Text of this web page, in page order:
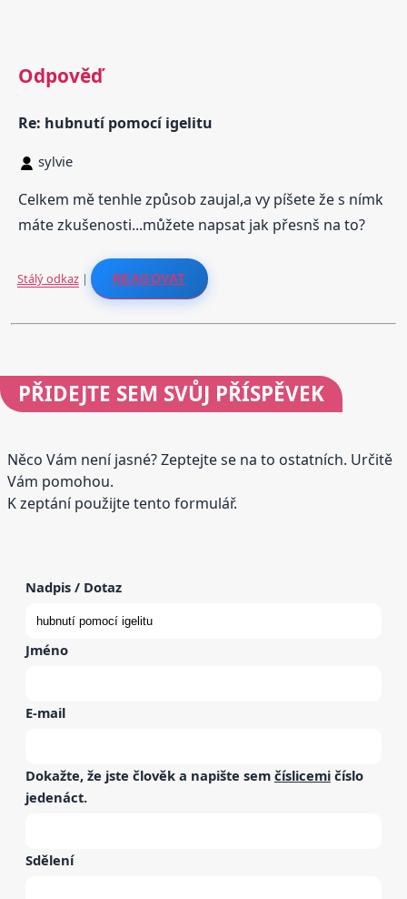
Odpověď
Re: hubnutí pomocí igelitu
sylvie
Celkem mě tenhle způsob zaujal,a vy píšete že s nímk
máte zkušenosti...můžete napsat jak přesnš na to?
Stálý odkaz| REAGOVAT
PŘIDEJTE SEM SVŮJ PŘÍSPĚVEK
Něco Vám není jasné? Zeptejte se na to ostatních. Určitě
Vám pomohou.
K zeptání použijte tento formulář.
Nadpis / Dotaz
Jméno
E-mail
Dokažte, že jste člověk a napište sem číslicemi číslo
jedenáct.
Sdělení